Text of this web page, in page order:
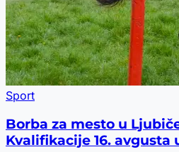
Sport
Borba za mesto u
Kvalifikacije 16. avgusta